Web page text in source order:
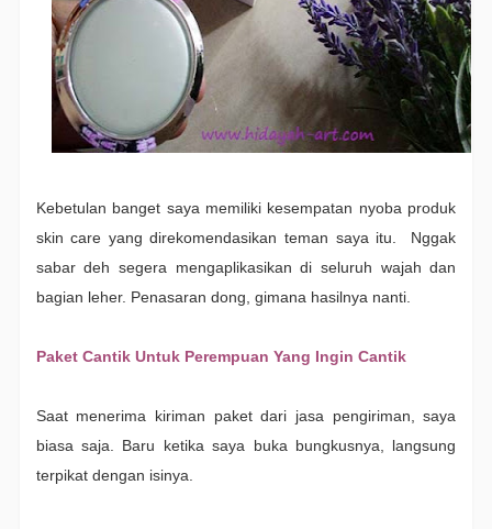
Kebetulan banget saya memiliki kesempatan nyoba produk
skin care yang direkomendasikan teman saya itu. Nggak
sabar deh segera mengaplikasikan di seluruh wajah dan
bagian leher. Penasaran dong, gimana hasilnya nanti.
Paket Cantik Untuk Perempuan Yang Ingin Cantik
Saat menerima kiriman paket dari jasa pengiriman, saya
biasa saja. Baru ketika saya buka bungkusnya, langsung
terpikat dengan isinya.